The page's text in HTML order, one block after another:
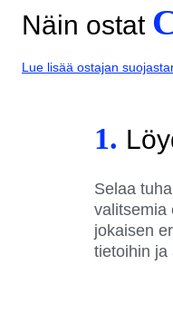
Näin ostat
Lue lisää ostajan
1.
Selaa
valitsemia
jokaisen
tietoihin ja